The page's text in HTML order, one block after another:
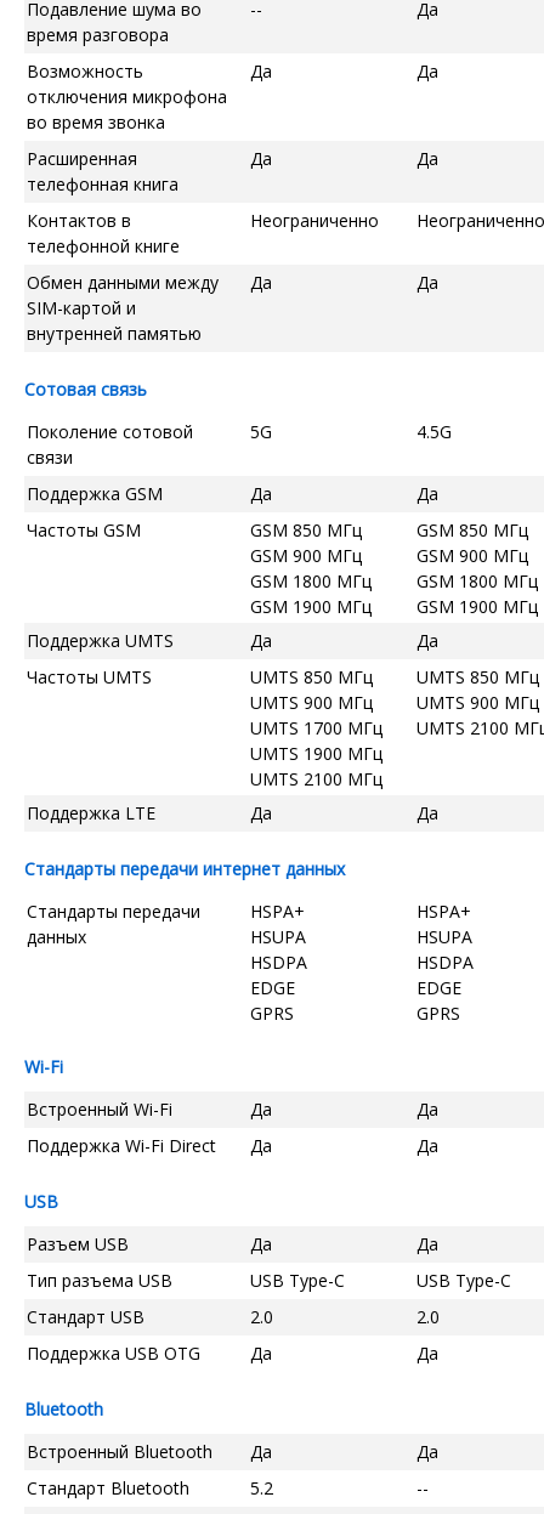
Подавление шума во
время разговора
-- Да
Возможность
отключения микрофона
во время звонка
Да Да
Расширенная
телефонная книга
Да Да
Контактов в
телефонной книге
Неограниченно Неограниченно
Обмен данными между
SIM-картой и
внутренней памятью
Да Да
Сотовая связь
Поколение сотовой
связи
5G 4.5G
Поддержка GSM Да
Да
Частоты GSM
GSM 850 МГц
GSM 900 МГц
GSM 1800 МГц
GSM 1900 МГц
GSM 850 МГц
GSM 900 МГц
GSM 1800 МГц
GSM 1900 МГц
Поддержка UMTS
Да
Да
Частоты UMTS
UMTS 850 МГц
UMTS 900 МГц
UMTS 1700 МГц
UMTS 1900 МГц
UMTS 2100 МГц
UMTS 850 МГц
UMTS 900 МГц
UMTS 2100
Поддержка LTE Да Да
Стандарты передачи интернет данных
Стандарты передачи
данных
HSPA+
HSUPA
HSDPA
EDGE
GPRS
HSPA+
HSUPA
HSDPA
EDGE
GPRS
Wi-Fi
Встроенный Wi-Fi
Да
Да
Поддержка Wi-Fi Direct
Да Да
USB
Разъем USB
Да
Да
Тип разъема USB
USB Type-C
USB Type-C
Стандарт USB
2.0
2.0
Поддержка USB OTG
Да Да
Bluetooth
Встроенный Bluetooth
Да
Да
Стандарт Bluetooth
5.2
--